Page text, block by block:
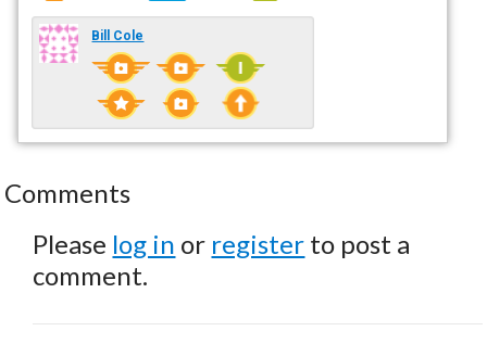
Bill Cole
Comments
Please log in or register to post a
comment.